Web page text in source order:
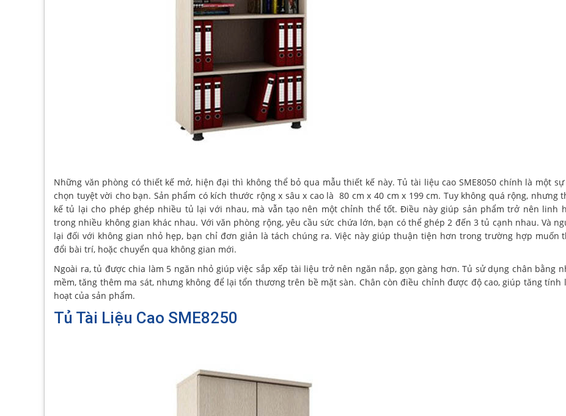
Những văn phòng có thiết kế mở, hiện đại thì không thể bỏ qua mẫu thiết kế này. Tủ tài liệu cao SME8050 chính là một sự
chọn tuyệt vời cho bạn. Sản phẩm có kích thước rộng x sâu x cao là 80 cm x 40 cm x 199 cm. Tuy không quá rộng, nhưng
kế tủ lại cho phép ghép nhiều tủ lại với nhau, mà vẫn tạo nên một chỉnh thể tốt. Điều này giúp sản phẩm trở nên linh
trong nhiều không gian khác nhau. Với văn phòng rộng, yêu cầu sức chứa lớn, bạn có thể ghép 2 đến 3 tủ cạnh nhau. Và
lại đối với không gian nhỏ hẹp, bạn chỉ đơn giản là tách chúng ra. Việc này giúp thuận tiện hơn trong trường hợp muốn
đổi bài trí, hoặc chuyển qua không gian mới.
Ngoài ra, tủ được chia làm 5 ngăn nhỏ giúp việc sắp xếp tài liệu trở nên ngăn nắp, gọn gàng hơn. Tủ sử dụng chân bằng
mềm, tăng thêm ma sát, nhưng không để lại tổn thương trên bề mặt sàn. Chân còn điều chỉnh được độ cao, giúp tăng tính
hoạt của sản phẩm.
Tủ Tài Liệu Cao SME8250